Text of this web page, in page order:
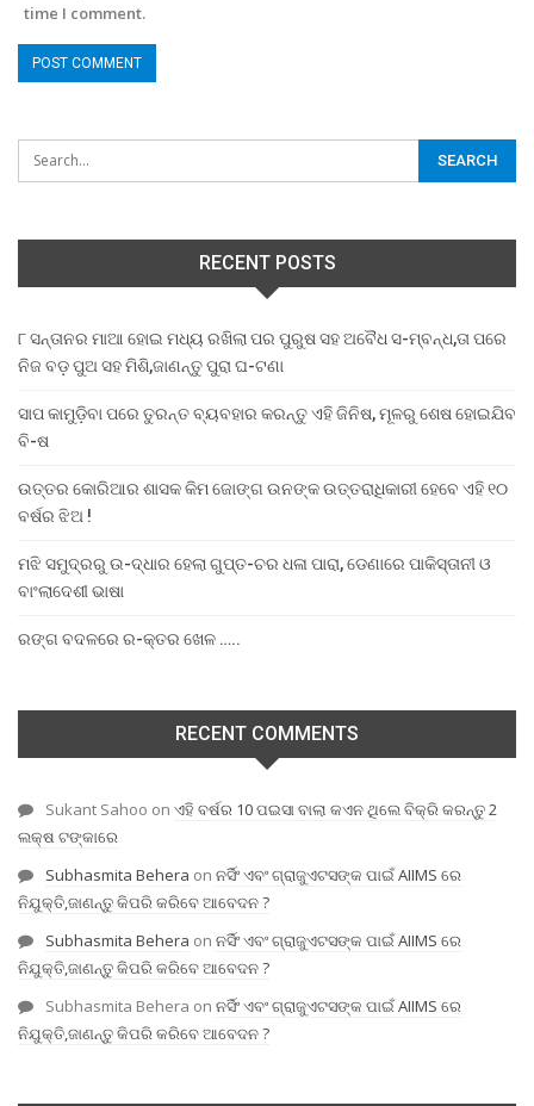
time I comment.
RECENT POSTS
୮ ସନ୍ତାନର ମାଆ ହୋଇ ମଧ୍ୟ ରଖିଲା ପର ପୁରୁଷ ସହ ଅବୈଧ ସ-ମ୍ବନ୍ଧ,ତା ପରେ
ନିଜ ବଡ଼ ପୁଅ ସହ ମିଶି,ଜାଣନ୍ତୁ ପୁରା ଘ-ଟଣା
ସାପ କାମୁଡ଼ିବା ପରେ ତୁରନ୍ତ ବ୍ୟବହାର କରନ୍ତୁ ଏହି ଜିନିଷ, ମୂଳରୁ ଶେଷ ହୋଇଯିବ
ବି-ଷ
ଉତ୍ତର କୋରିଆର ଶାସକ କିମ ଜୋଙ୍ଗ ଉନଙ୍କ ଉତ୍ତରାଧିକାରୀ ହେବେ ଏହି ୧୦
ବର୍ଷର ଝିଅ !
ମଝି ସମୁଦ୍ରରୁ ଉ-ଦ୍ଧାର ହେଲା ଗୁପ୍ତ-ଚର ଧଳା ପାରା, ଡେଣାରେ ପାକିସ୍ତାନୀ ଓ
ବାଂଲାଦେଶୀ ଭାଷା
ରଙ୍ଗ ବଦଳରେ ର-କ୍ତର ଖେଳ …..
RECENT COMMENTS
Sukant Sahoo on ଏହି ବର୍ଷର 10 ପଇସା ବାଲା କଏନ ଥିଲେ ବିକ୍ରି କରନ୍ତୁ 2
ଲକ୍ଷ ଟଙ୍କାରେ
Subhasmita Behera on ନର୍ସିଂ ଏବଂ ଗ୍ରାଜୁଏଟସଙ୍କ ପାଇଁ AIIMS ରେ
ନିଯୁକ୍ତି,ଜାଣନ୍ତୁ କିପରି କରିବେ ଆବେଦନ ?
Subhasmita Behera on ନର୍ସିଂ ଏବଂ ଗ୍ରାଜୁଏଟସଙ୍କ ପାଇଁ AIIMS ରେ
ନିଯୁକ୍ତି,ଜାଣନ୍ତୁ କିପରି କରିବେ ଆବେଦନ ?
Subhasmita Behera on ନର୍ସିଂ ଏବଂ ଗ୍ରାଜୁଏଟସଙ୍କ ପାଇଁ AIIMS ରେ
ନିଯୁକ୍ତି,ଜାଣନ୍ତୁ କିପରି କରିବେ ଆବେଦନ ?